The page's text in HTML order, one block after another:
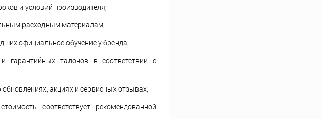
и условий производителя;
расходным материалам;
официальное обучение у бренда;
гарантийных талонов в соответствии с
акциях и сервисных отзывах;
соответствует рекомендованной